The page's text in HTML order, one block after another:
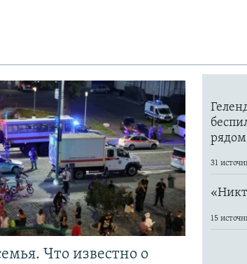
Что известно о